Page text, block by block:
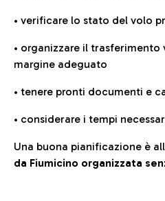
• verificare lo stato del volo
• organizzare il trasferimento
margine adeguato
• tenere pronti documenti e
• considerare i tempi
Una buona pianificazione è
da Fiumicino organizzata